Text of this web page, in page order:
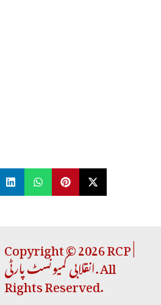
Copyright © 2026 RCP |
انقلابی کمیونسٹ پارٹی. All
Rights Reserved.